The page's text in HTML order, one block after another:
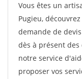
Vous êtes un
Pugieu,
demande de
dès à présent
notre service
proposer vos